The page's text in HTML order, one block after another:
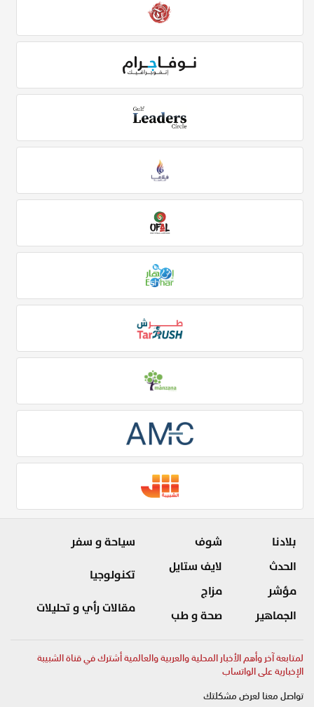
بلادنا
الحدث
مؤشر
الجماهير
شوف
لايف ستايل
مزاج
صحة و طب
سياحة و سفر
تكنولوجيا
مقالات رأي و تحليلات
لمتابعة آخر وأهم الأخبار المحلية والعربية والعالمية أشترك في قناة الشبيبة
الإخبارية على الواتساب
تواصل معنا لعرض مشكلتك